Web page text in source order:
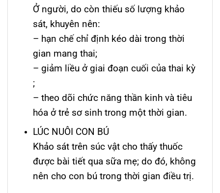
Ở người, do còn thiếu số lượng khảo
sát, khuyên nên:
– hạn chế chỉ định kéo dài trong thời
gian mang thai;
– giảm liều ở giai đoạn cuối của thai kỳ
;
– theo dõi chức năng thần kinh và tiêu
hóa ở trẻ sơ sinh trong một thời gian.
LÚC NUÔI CON BÚ
Khảo sát trên súc vật cho thấy thuốc
được bài tiết qua sữa mẹ; do đó, không
nên cho con bú trong thời gian điều trị.